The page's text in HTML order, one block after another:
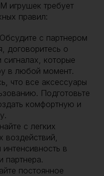
игрушек требует
правил:
Обсудите с партнером
договоритесь о
которые
в любой момент.
что все аксессуары
Подготовьте
комфортную и
с легких
воздействий,
в
партнера.
постоянное